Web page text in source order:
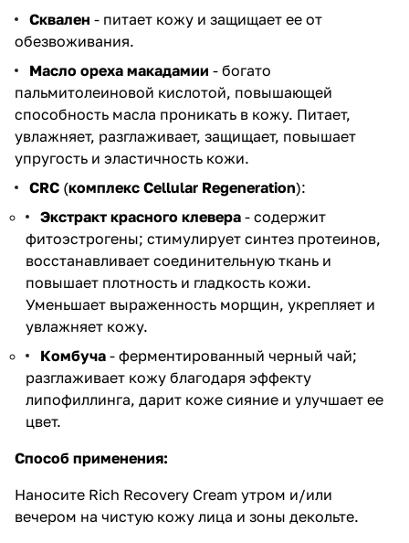
Сквален - питает кожу и защищает ее от
обезвоживания.
Масло ореха макадамии - богато
пальмитолеиновой кислотой, повышающей
способность масла проникать в кожу. Питает,
увлажняет, разглаживает, защищает, повышает
упругость и эластичность кожи.
CRC (комплекс Cellular Regeneration):
Экстракт красного клевера - содержит
фитоэстрогены; стимулирует синтез протеинов,
восстанавливает соединительную ткань и
повышает плотность и гладкость кожи.
Уменьшает выраженность морщин, укрепляет и
увлажняет кожу.
Комбуча - ферментированный черный чай;
разглаживает кожу благодаря эффекту
липофиллинга, дарит коже сияние и улучшает ее
цвет.
Способ применения:
Наносите Rich Recovery Cream утром и/или
вечером на чистую кожу лица и зоны декольте.